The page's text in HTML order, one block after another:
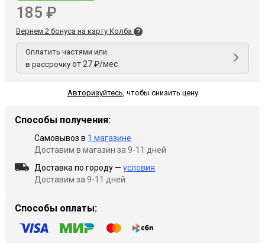
185 ₽
Вернем 2 бонуса на карту Колба
Оплатить частями или
в рассрочку от 27 ₽/мес
Авторизуйтесь, чтобы снизить цену
Способы получения:
Самовывоз в 1 магазине
Доставим в магазин за 9-11 дней
Доставка по городу — условия
Доставим за 9-11 дней
Способы оплаты: